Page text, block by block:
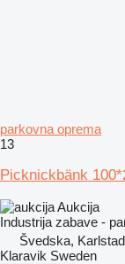
parkovna oprema
13
Picknickbänk
Aukcija
Industrija zabave -
Švedska, Karlstad
Klaravik Sweden